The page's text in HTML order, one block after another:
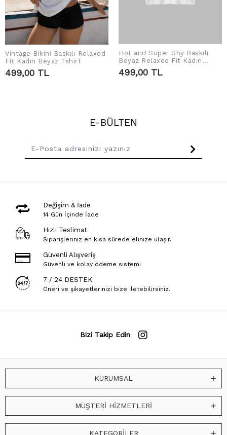
SEPETE EKLE
Vintage Bikini Baskılı Relaxed
Fit Kadın Beyaz Tshirt
499,00 TL
SEPETE EKLE
Hot and Super Shy Baskılı
Beyaz Relaxed Fit Kadın
Tshirt
499,00 TL
E-BÜLTEN
Değişim & İade
14 Gün İçinde İade
Hızlı Teslimat
Siparişleriniz en kısa sürede elinize ulaşır.
Güvenli Alışveriş
Güvenli ve kolay ödeme sistemi
7 / 24 DESTEK
Öneri ve şikayetlerinizi bize iletebilirsiniz.
Bizi Takip Edin
KURUMSAL
MÜŞTERİ HİZMETLERİ
KATEGORİLER